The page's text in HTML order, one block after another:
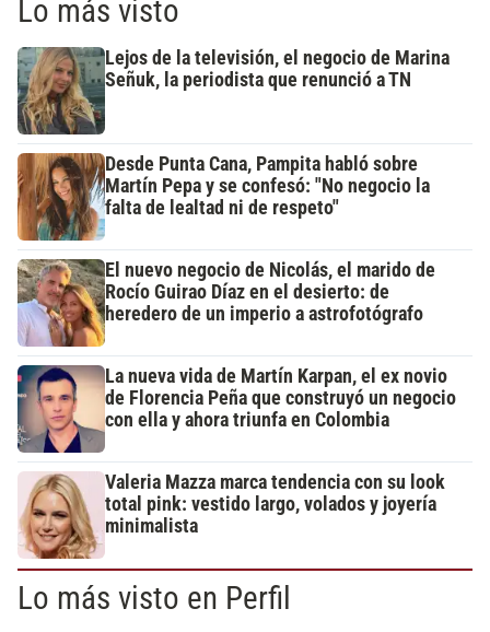
Lo más visto
Lejos de la televisión, el negocio de Marina
Señuk, la periodista que renunció a TN
Desde Punta Cana, Pampita habló sobre
Martín Pepa y se confesó: "No negocio la
falta de lealtad ni de respeto"
El nuevo negocio de Nicolás, el marido de
Rocío Guirao Díaz en el desierto: de
heredero de un imperio a astrofotógrafo
La nueva vida de Martín Karpan, el ex novio
de Florencia Peña que construyó un negocio
con ella y ahora triunfa en Colombia
Valeria Mazza marca tendencia con su look
total pink: vestido largo, volados y joyería
minimalista
Lo más visto en Perfil